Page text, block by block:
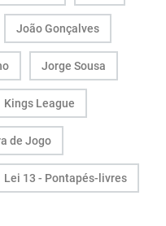
João Gonçalves
Jorge Sousa
Kings League
de Jogo
Lei 13 - Pontapés-livres